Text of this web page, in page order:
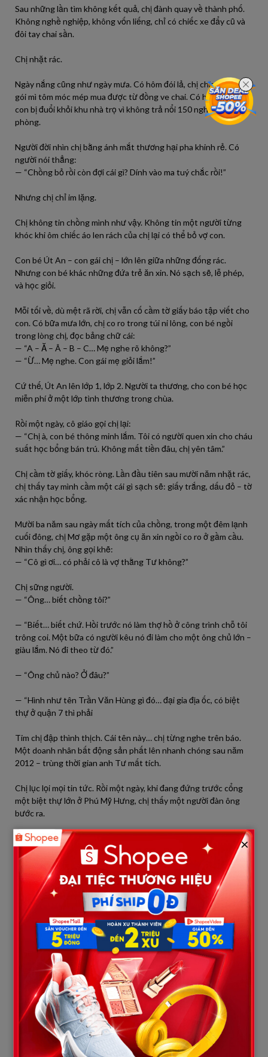
Sau những lần tìm không kết quả, chị đành quay về thành phố.
Không nghề nghiệp, không vốn liếng, chỉ có chiếc xe đẩy cũ và
đôi tay chai sần.
Chị nhặt rác.
Ngày nắng cũng như ngày mưa. Có hôm đói lả, chị chia cho con
gói mì tôm móc mép mua được từ đồng ve chai. Có hôm hai mẹ
con bị đuổi khỏi khu nhà trọ vì không trả nổi 150 nghìn tiền
phòng.
Người đời nhìn chị bằng ánh mắt thương hại pha khinh rẻ. Có
người nói thẳng:
— “Chồng bỏ rồi còn đợi cái gì? Dính vào ma tuý chắc rồi!”
Nhưng chị chỉ im lặng.
Chị không tin chồng mình như vậy. Không tin một người từng
khóc khi ôm chiếc áo len rách của chị lại có thể bỏ vợ con.
Con bé Út An – con gái chị – lớn lên giữa những đống rác.
Nhưng con bé khác những đứa trẻ ăn xin. Nó sạch sẽ, lễ phép,
và học giỏi.
Mỗi tối về, dù mệt rã rời, chị vẫn cố cầm tờ giấy báo tập viết cho
con. Có bữa mưa lớn, chị co ro trong túi ni lông, con bé ngồi
trong lòng chị, đọc bảng chữ cái:
— “A – Ă – Â – B – C… Mẹ nghe rõ không?”
— “Ừ… Mẹ nghe. Con gái mẹ giỏi lắm!”
Cứ thế, Út An lên lớp 1, lớp 2. Người ta thương, cho con bé học
miễn phí ở một lớp tình thương trong chùa.
Rồi một ngày, cô giáo gọi chị lại:
— “Chị à, con bé thông minh lắm. Tôi có người quen xin cho cháu
suất học bổng bán trú. Không mất tiền đâu, chị yên tâm.”
Chị cầm tờ giấy, khóc ròng. Lần đầu tiên sau mười năm nhặt rác,
chị thấy tay mình cầm một cái gì sạch sẽ: giấy trắng, dấu đỏ – tờ
xác nhận học bổng.
Mười ba năm sau ngày mất tích của chồng, trong một đêm lạnh
cuối đông, chị Mơ gặp một ông cụ ăn xin ngồi co ro ở gầm cầu.
Nhìn thấy chị, ông gọi khẽ:
— “Cô gì ơi… có phải cô là vợ thằng Tư không?”
Chị sững người.
— “Ông… biết chồng tôi?”
— “Biết… biết chứ. Hồi trước nó làm thợ hồ ở công trình chỗ tôi
trông coi. Một bữa có người kêu nó đi làm cho một ông chủ lớn –
giàu lắm. Nó đi theo từ đó.”
— “Ông chủ nào? Ở đâu?”
— “Hình như tên Trần Văn Hùng gì đó… đại gia địa ốc, có biệt
thự ở quận 7 thì phải
Tim chị đập thình thịch. Cái tên này… chị từng nghe trên báo.
Một doanh nhân bất động sản phất lên nhanh chóng sau năm
2012 – trùng thời gian anh Tư mất tích.
Chị lục lọi mọi tin tức. Rồi một ngày, khi đang đứng trước cổng
một biệt thự lớn ở Phú Mỹ Hưng, chị thấy một người đàn ông
bước ra.
Cao ráo, bảnh bao, tóc vuốt ngược, mặc vest hàng hiệu.
Nhưng không thể lẫn được… là anh Tư.
Cạnh anh là một cô gái trẻ – chỉ bằng tuổi con gái chị – khoác
tay tình tứ.
Chị lùi lại, tay run.
“Không thể nào…” – chị tự nhủ. Nhưng ánh mắt, dáng đi, nốt
ruồi sau gáy… tất cả đều không thể sai.
Anh Tư – người chồng mà chị chờ đợi suốt mười lăm năm, đang
sống trong nhung lụa. Và quên mất có một người đàn bà vẫn
đang mò rác nuôi con cho anh.
Chị Mơ đứng chết lặng trước cổng biệt thự.
×